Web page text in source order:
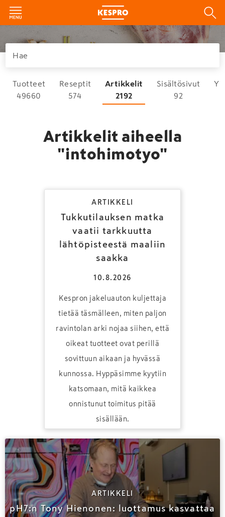
Tuotteet
49660
Reseptit
574
Artikkelit
2192
Sisältösivut
92
Artikkelit aiheella
"intohimotyo"
ARTIKKELI
Tukkutilauksen matka
vaatii tarkkuutta
lähtöpisteestä maaliin
saakka
10.8.2026
Kespron jakeluauton kuljettaja
tietää täsmälleen, miten paljon
ravintolan arki nojaa siihen, että
oikeat tuotteet ovat perillä
sovittuun aikaan ja hyvässä
kunnossa. Hyppäsimme kyytiin
katsomaan, mitä kaikkea
onnistunut toimitus pitää
sisällään.
ARTIKKELI
pH7:n Tony Hienonen: luottamus kasvattaa